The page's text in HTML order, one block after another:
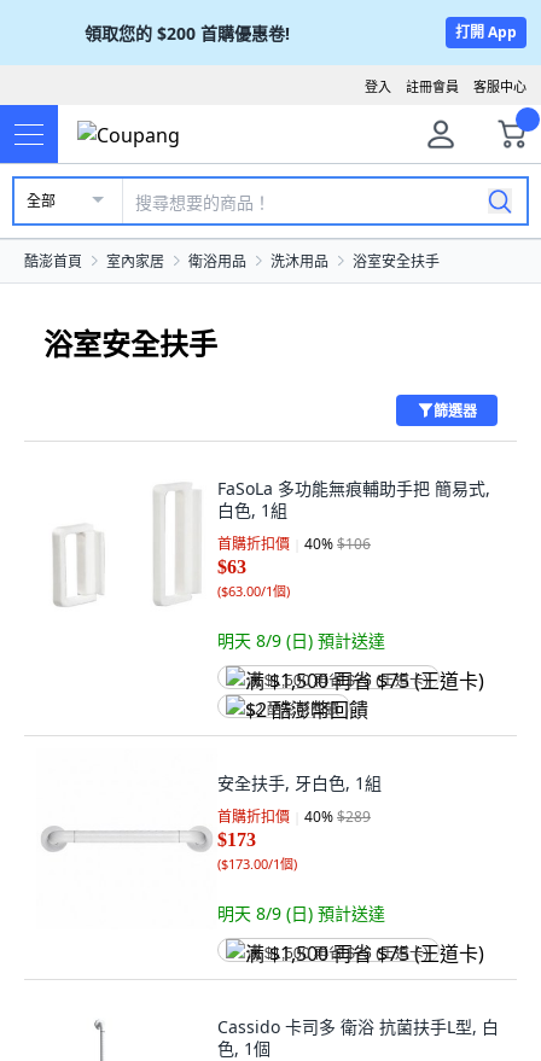
領取您的 $200 首購優惠卷! 打開 App
客服中心
註冊會員
登入
全部
酷澎首頁 室內家居 衛浴用品 洗沐用品 浴室安全扶手
浴室安全扶手
篩選器
FaSoLa 多功能無痕輔助手把 簡易式,
白色, 1組
首購折扣價 40%$106
$63
($63.00/1個)
明天 8/9 (日) 預計送達
满 $1,500 再省 $75 (王道卡)
$2 酷澎幣回饋
安全扶手, 牙白色, 1組
首購折扣價 40%$289
$173
($173.00/1個)
明天 8/9 (日) 預計送達
满 $1,500 再省 $75 (王道卡)
Cassido 卡司多 衛浴 抗菌扶手L型, 白
色, 1個